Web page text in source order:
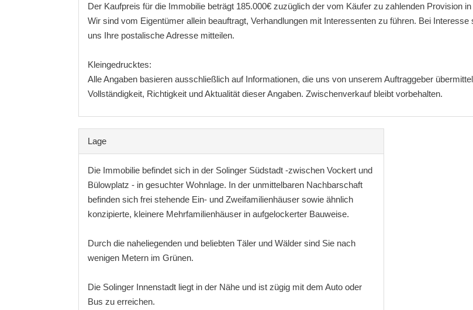
Der Kaufpreis für die Immobilie beträgt 185.000€ zuzüglich der vom Käufer zu zahlenden Provision
Wir sind vom Eigentümer allein beauftragt, Verhandlungen mit Interessenten zu führen. Bei
uns Ihre postalische Adresse mitteilen.
Kleingedrucktes:
Alle Angaben basieren ausschließlich auf Informationen, die uns von unserem Auftraggeber
Vollständigkeit, Richtigkeit und Aktualität dieser Angaben. Zwischenverkauf bleibt vorbehalten.
Lage
Die Immobilie befindet sich in der Solinger Südstadt -zwischen Vockert und
Bülowplatz - in gesuchter Wohnlage. In der unmittelbaren Nachbarschaft
befinden sich frei stehende Ein- und Zweifamilienhäuser sowie ähnlich
konzipierte, kleinere Mehrfamilienhäuser in aufgelockerter Bauweise.
Durch die naheliegenden und beliebten Täler und Wälder sind Sie nach
wenigen Metern im Grünen.
Die Solinger Innenstadt liegt in der Nähe und ist zügig mit dem Auto oder
Bus zu erreichen.